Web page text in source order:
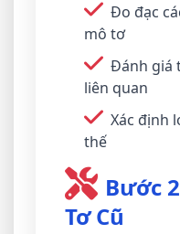
Đo đạc
mô tơ
Đánh giá
liên quan
Xác định
thế
Bước
Tơ Cũ